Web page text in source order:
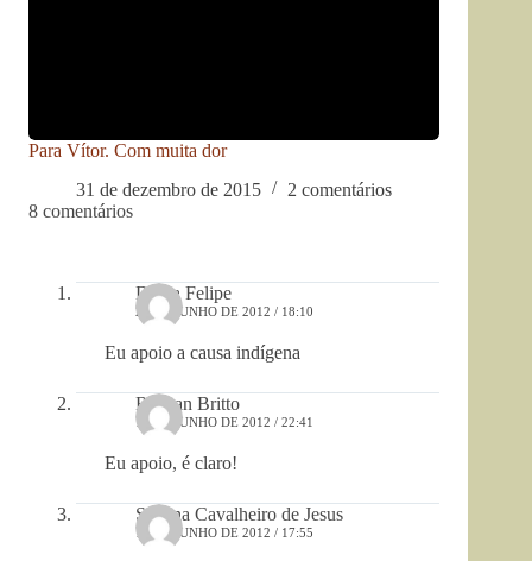
Para Vítor. Com muita dor
31 de dezembro de 2015
2 comentários
8 comentários
Dalva Felipe
22 DE JUNHO DE 2012 / 18:10
Eu apoio a causa indígena
Rosyan Britto
19 DE JUNHO DE 2012 / 22:41
Eu apoio, é claro!
Suzana Cavalheiro de Jesus
19 DE JUNHO DE 2012 / 17:55